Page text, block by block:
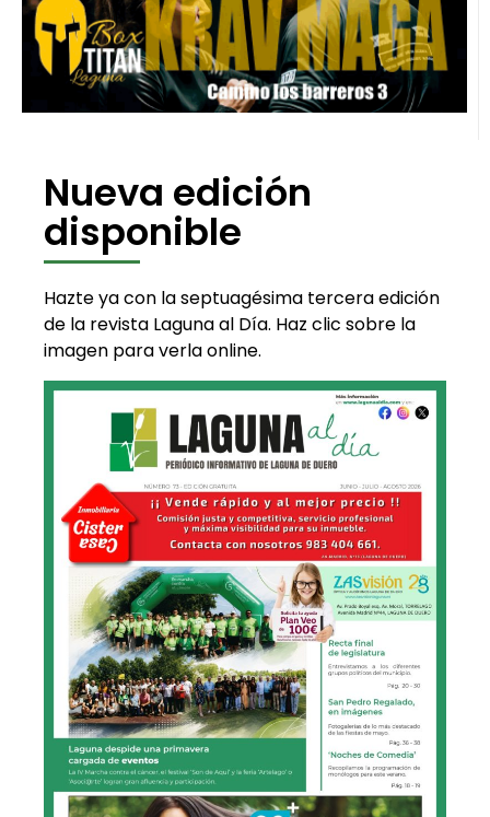
Nueva edición
disponible
Hazte ya con la septuagésima tercera edición
de la revista Laguna al Día. Haz clic sobre la
imagen para verla online.